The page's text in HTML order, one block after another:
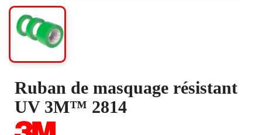
Ruban de masquage résistant
UV 3M™ 2814